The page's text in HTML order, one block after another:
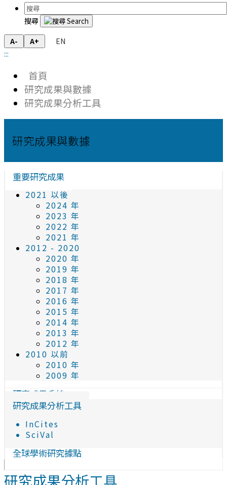
搜尋
A- A+
EN
:::
首頁
研究成果與數據
研究成果分析工具
研究成果與數據
重要研究成果
2021 以後
2024 年
2023 年
2022 年
2021 年
2012 - 2020
2020 年
2019 年
2018 年
2017 年
2016 年
2015 年
2014 年
2013 年
2012 年
2010 以前
2010 年
2009 年
研究成果系統
研究成果分析工具
InCites
SciVal
全球學術研究據點
研究成果分析工具